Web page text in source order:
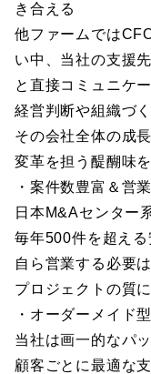
き合える
他ファームでは
い中、当社の支援
と直接コミュニケ
経営判断や組織づ
その会社全体の成長
変革を担う醍醐味
・案件数豊富＆営
日本M&Aセンター
毎年500件を超える
自ら営業する必要は
プロジェクトの質
・オーダーメイド
当社は画一的なパ
顧客ごとに最適な